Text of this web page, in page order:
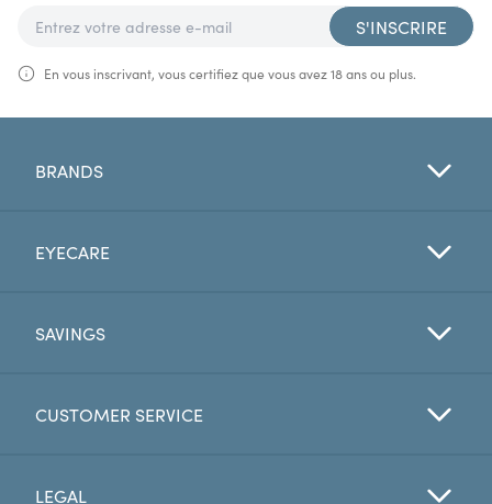
S'INSCRIRE
En vous inscrivant, vous certifiez que vous avez 18 ans ou plus.
BRANDS
EYECARE
SAVINGS
CUSTOMER SERVICE
LEGAL